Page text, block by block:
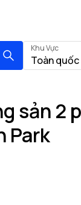
Khu Vực
Toàn quốc
sản 2
Park